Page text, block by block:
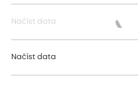
Načíst data
Načíst data